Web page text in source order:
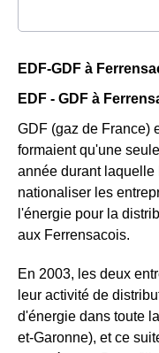
EDF-GDF à
EDF - GDF à
GDF (gaz de France)
formaient qu'une
année durant
nationaliser les
l'énergie pour la
aux Ferrensacois.
En 2003, les deux
leur activité de
d'énergie dans toute
et-Garonne), et ce